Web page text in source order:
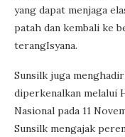
yang dapat menjaga
patah dan kembali ke
terangIsyana.
Sunsilk juga
diperkenalkan melalui
Nasional pada 11
Sunsilk mengajak